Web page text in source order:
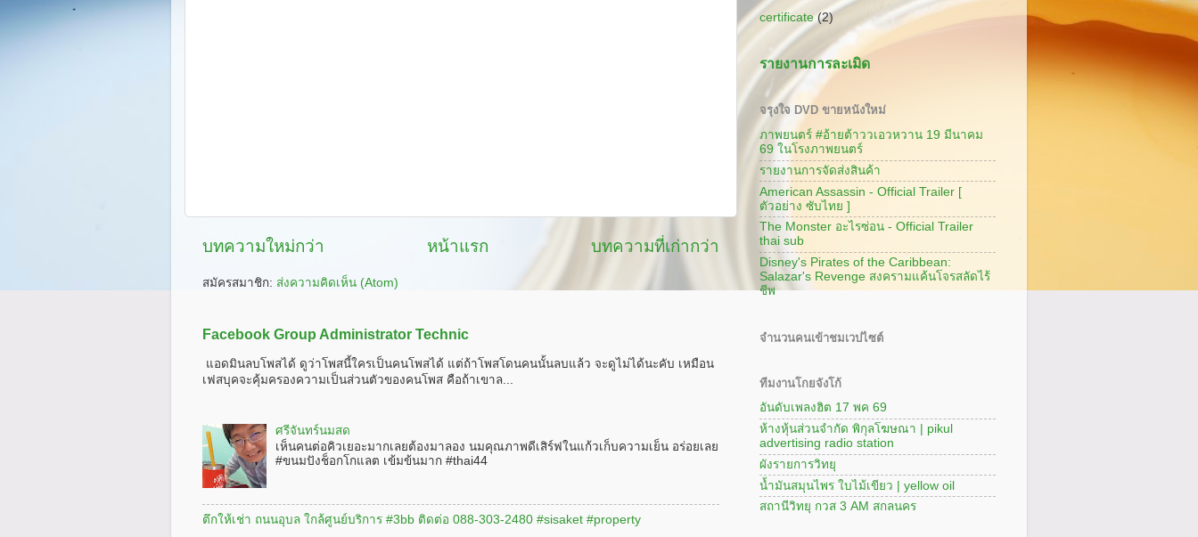
บทความใหม่กว่า บทความที่เก่ากว่า
หน้าแรก
สมัครสมาชิก: ส่งความคิดเห็น (Atom)
Facebook Group Administrator Technic
แอดมินลบโพสได้ ดูว่าโพสนี้ใครเป็นคนโพสได้ แต่ถ้าโพสโดนคนนั้นลบแล้ว จะดูไม่ได้นะคับ เหมือน
เฟสบุคจะคุ้มครองความเป็นส่วนตัวของคนโพส คือถ้าเขาล...
ศรีจันทร์นมสด
เห็นคนต่อคิวเยอะมากเลยต้องมาลอง นมคุณภาพดีเสิร์ฟในแก้วเก็บความเย็น อร่อยเลย
#ขนมปังช็อกโกแลต เข้มข้นมาก #thai44
ตึกให้เช่า ถนนอุบล ใกล้ศูนย์บริการ #3bb ติดต่อ 088-303-2480 #sisaket #property
certificate (2)
รายงานการละเมิด
จรุงใจ DVD ขายหนังใหม่
ภาพยนตร์ #อ้ายต้าววเอวหวาน 19 มีนาคม
69 ในโรงภาพยนตร์
รายงานการจัดส่งสินค้า
American Assassin - Official Trailer [
ตัวอย่าง ซับไทย ]
The Monster อะไรซ่อน - Official Trailer
thai sub
Disney's Pirates of the Caribbean:
Salazar's Revenge สงครามแค้นโจรสลัดไร้
ชีพ
จำนวนคนเข้าชมเวปไซต์
ทีมงานโกยจังโก้
อันดับเพลงฮิต 17 พค 69
ห้างหุ้นส่วนจำกัด พิกุลโฆษณา | pikul
advertising radio station
ผังรายการวิทยุ
น้ำมันสมุนไพร ใบไม้เขียว | yellow oil
สถานีวิทยุ กวส 3 AM สกลนคร